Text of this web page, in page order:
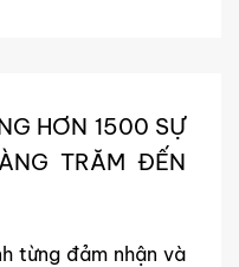
HƠN 1500 SỰ
TRĂM ĐẾN
từng đảm nhận và